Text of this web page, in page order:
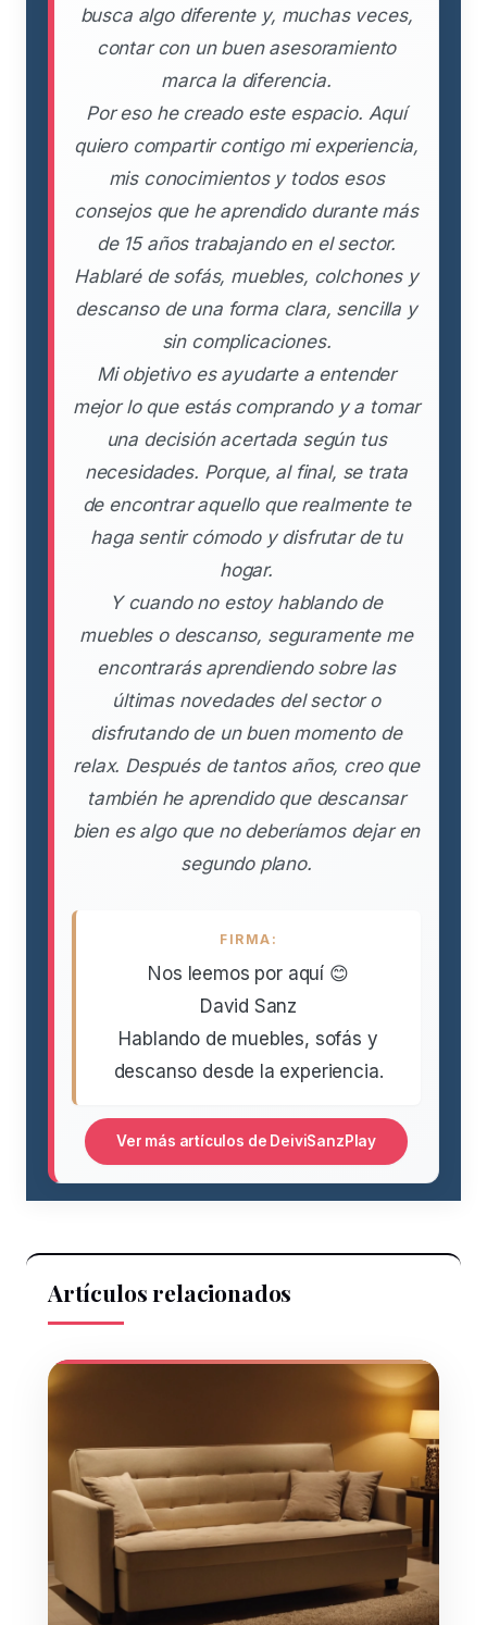
busca algo diferente y, muchas veces,
contar con un buen asesoramiento
marca la diferencia.
Por eso he creado este espacio. Aquí
quiero compartir contigo mi experiencia,
mis conocimientos y todos esos
consejos que he aprendido durante más
de 15 años trabajando en el sector.
Hablaré de sofás, muebles, colchones y
descanso de una forma clara, sencilla y
sin complicaciones.
Mi objetivo es ayudarte a entender
mejor lo que estás comprando y a tomar
una decisión acertada según tus
necesidades. Porque, al final, se trata
de encontrar aquello que realmente te
haga sentir cómodo y disfrutar de tu
hogar.
Y cuando no estoy hablando de
muebles o descanso, seguramente me
encontrarás aprendiendo sobre las
últimas novedades del sector o
disfrutando de un buen momento de
relax. Después de tantos años, creo que
también he aprendido que descansar
bien es algo que no deberíamos dejar en
segundo plano.
FIRMA:
Nos leemos por aquí 😊
David Sanz
Hablando de muebles, sofás y
descanso desde la experiencia.
Ver más artículos de DeiviSanzPlay
Artículos relacionados